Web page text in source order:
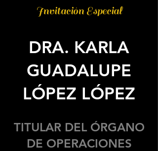
Invitación Especial
DRA. KARLA
GUADALUPE
LÓPEZ LÓPEZ
TITULAR DEL ÓRGANO
DE OPERACIONES